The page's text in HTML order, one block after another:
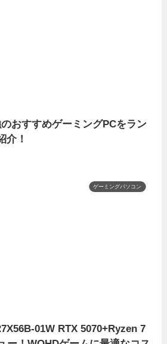
のおすすめゲーミングPCをラン
介！
ゲーミングパソコン
01W RTX 5070+Ryzen 7